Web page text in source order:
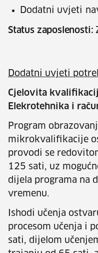
Dodatni uvjeti
Status zaposlenosti:
Dodatni uvjeti
Cjelovita
Elekrotehnika i
Program
mikrokvalifikacije
provodi se
125 sati, uz
dijela programa na
vremenu.
Ishodi učenja
procesom učenja i
sati, dijelom